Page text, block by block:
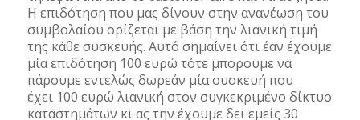
Η επιδότηση που μας δίνουν στην ανανέωση του
συμβολαίου ορίζεται με βάση την λιανική τιμή
της κάθε συσκευής. Αυτό σημαίνει ότι έαν έχουμε
μία επιδότηση 100 ευρώ τότε μπορούμε να
πάρουμε εντελώς δωρεάν μία συσκευή που
έχει 100 ευρώ λιανική στον συγκεκριμένο δίκτυο
καταστημάτων κι ας την έχουμε δει εμείς 30